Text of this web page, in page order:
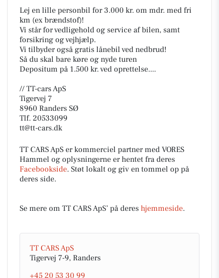
Lej en lille personbil for 3.000 kr. om mdr. med fri
km (ex brændstof)!
Vi står for vedligehold og service af bilen, samt
forsikring og vejhjælp.
Vi tilbyder også gratis lånebil ved nedbrud!
Så du skal bare køre og nyde turen
Depositum på 1.500 kr. ved oprettelse....
// TT-cars ApS
Tigervej 7
8960 Randers SØ
Tlf. 20533099
tt@tt-cars.dk
TT CARS ApS er kommerciel partner med VORES
Hammel og oplysningerne er hentet fra deres
Facebookside. Støt lokalt og giv en tommel op på
deres side.
Se mere om TT CARS ApS’ på deres hjemmeside.
TT CARS ApS
Tigervej 7-9, Randers
+45 20 53 30 99